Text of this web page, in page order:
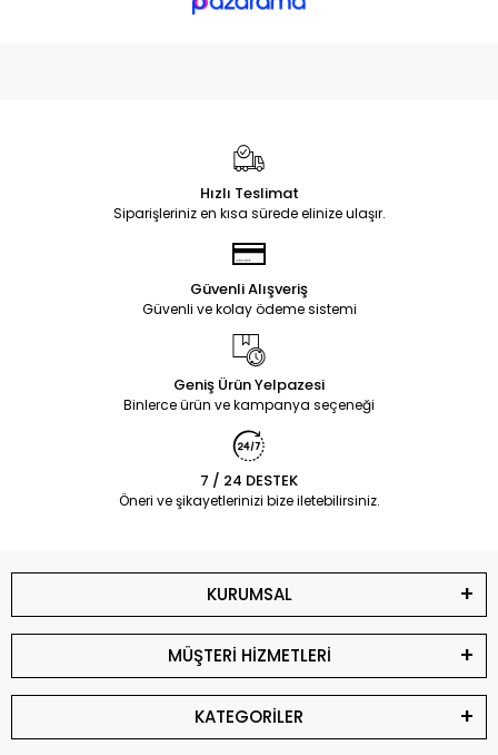
Hızlı Teslimat
Siparişleriniz en kısa sürede elinize ulaşır.
Güvenli Alışveriş
Güvenli ve kolay ödeme sistemi
Geniş Ürün Yelpazesi
Binlerce ürün ve kampanya seçeneği
7 / 24 DESTEK
Öneri ve şikayetlerinizi bize iletebilirsiniz.
KURUMSAL
MÜŞTERİ HİZMETLERİ
KATEGORİLER